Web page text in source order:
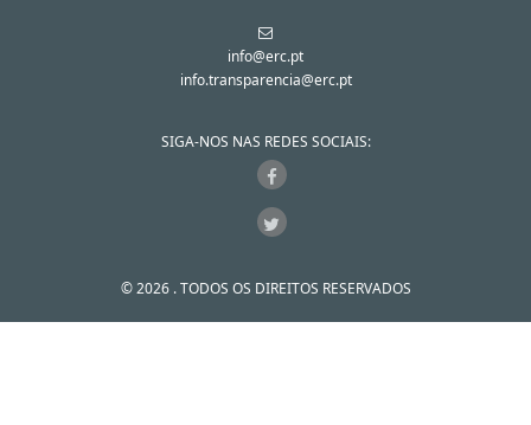
info@erc.pt
info.transparencia@erc.pt
SIGA-NOS NAS REDES SOCIAIS:
© 2026 . TODOS OS DIREITOS RESERVADOS